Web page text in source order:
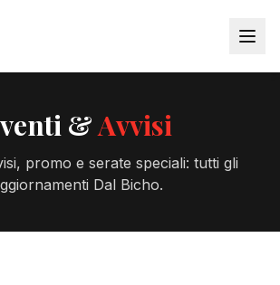
&Avvisi
promo e serate speciali: tutti gli
Dal Bicho.